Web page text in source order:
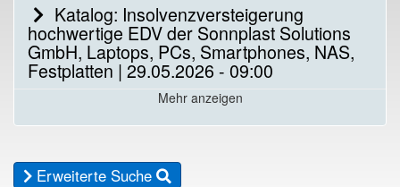
Katalog: Insolvenzversteigerung
hochwertige EDV der Sonnplast Solutions
GmbH, Laptops, PCs, Smartphones, NAS,
Festplatten | 29.05.2026 - 09:00
Mehr anzeigen
Erweiterte Suche